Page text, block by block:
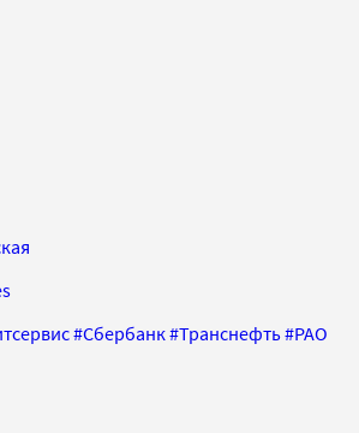
#Сбербанк#Транснефть#РАО